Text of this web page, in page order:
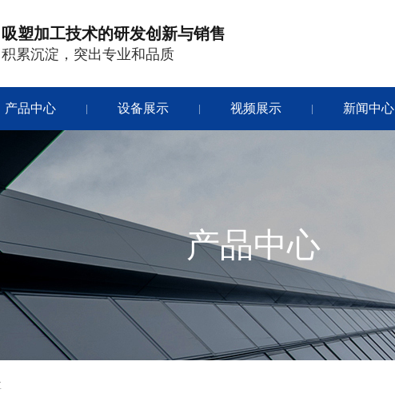
吸塑加工技术的研发创新与销售
积累沉淀，突出专业和品质
产品中心 | 设备展示 | 视频展示 | 新闻中心
产品中心